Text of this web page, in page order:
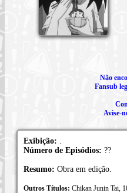
Não
Fansub
Avise-
Exibição:
Número de Episódios: ??
Resumo: Obra em edição.
Outros Títulos: Chikan Junin Tai,